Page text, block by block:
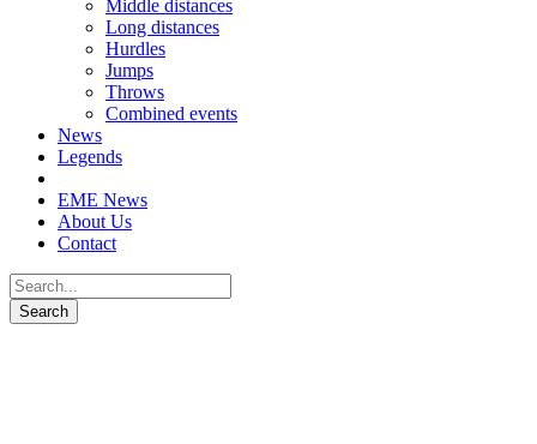
Middle distances
Long distances
Hurdles
Jumps
Throws
Combined events
News
Legends
EME News
About Us
Contact